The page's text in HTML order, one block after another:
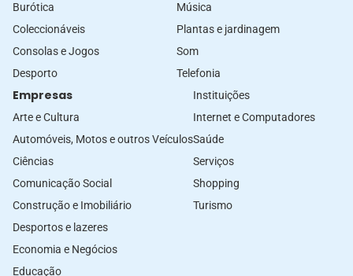
Burótica
Coleccionáveis
Consolas e Jogos
Desporto
Música
Plantas e jardinagem
Som
Telefonia
Empresas
Arte e Cultura
Automóveis, Motos e outros Veículos
Ciências
Comunicação Social
Construção e Imobiliário
Desportos e lazeres
Economia e Negócios
Educação
Instituições
Internet e Computadores
Saúde
Serviços
Shopping
Turismo